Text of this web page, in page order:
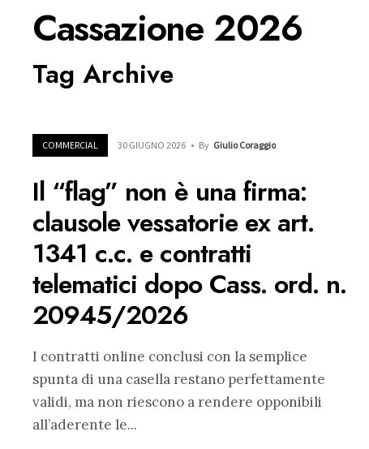
Cassazione 2026
Tag Archive
COMMERCIAL 30 GIUGNO 2026 • By Giulio Coraggio
Il “flag” non è una firma:
clausole vessatorie ex art.
1341 c.c. e contratti
telematici dopo Cass. ord. n.
20945/2026
I contratti online conclusi con la semplice
spunta di una casella restano perfettamente
validi, ma non riescono a rendere opponibili
all’aderente le...